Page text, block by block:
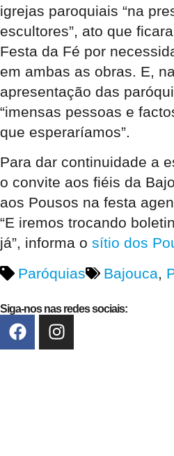
igrejas paroquiais “na
escultores”, ato que
Festa da Fé por
em ambas as obras. E,
apresentação das
“imensas pessoas e
que esperaríamos”.
Para dar continuidade a
o convite aos fiéis da
aos Pousos na festa
“E iremos trocando
já”, informa o sítio dos
Paróquias
Bajouca,
Siga-nos nas redes sociais: